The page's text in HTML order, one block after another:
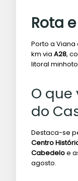
Rota
Porto a
km via A28,
litoral
O
do
Destaca-se
Centro
Cabedeloe
agosto.